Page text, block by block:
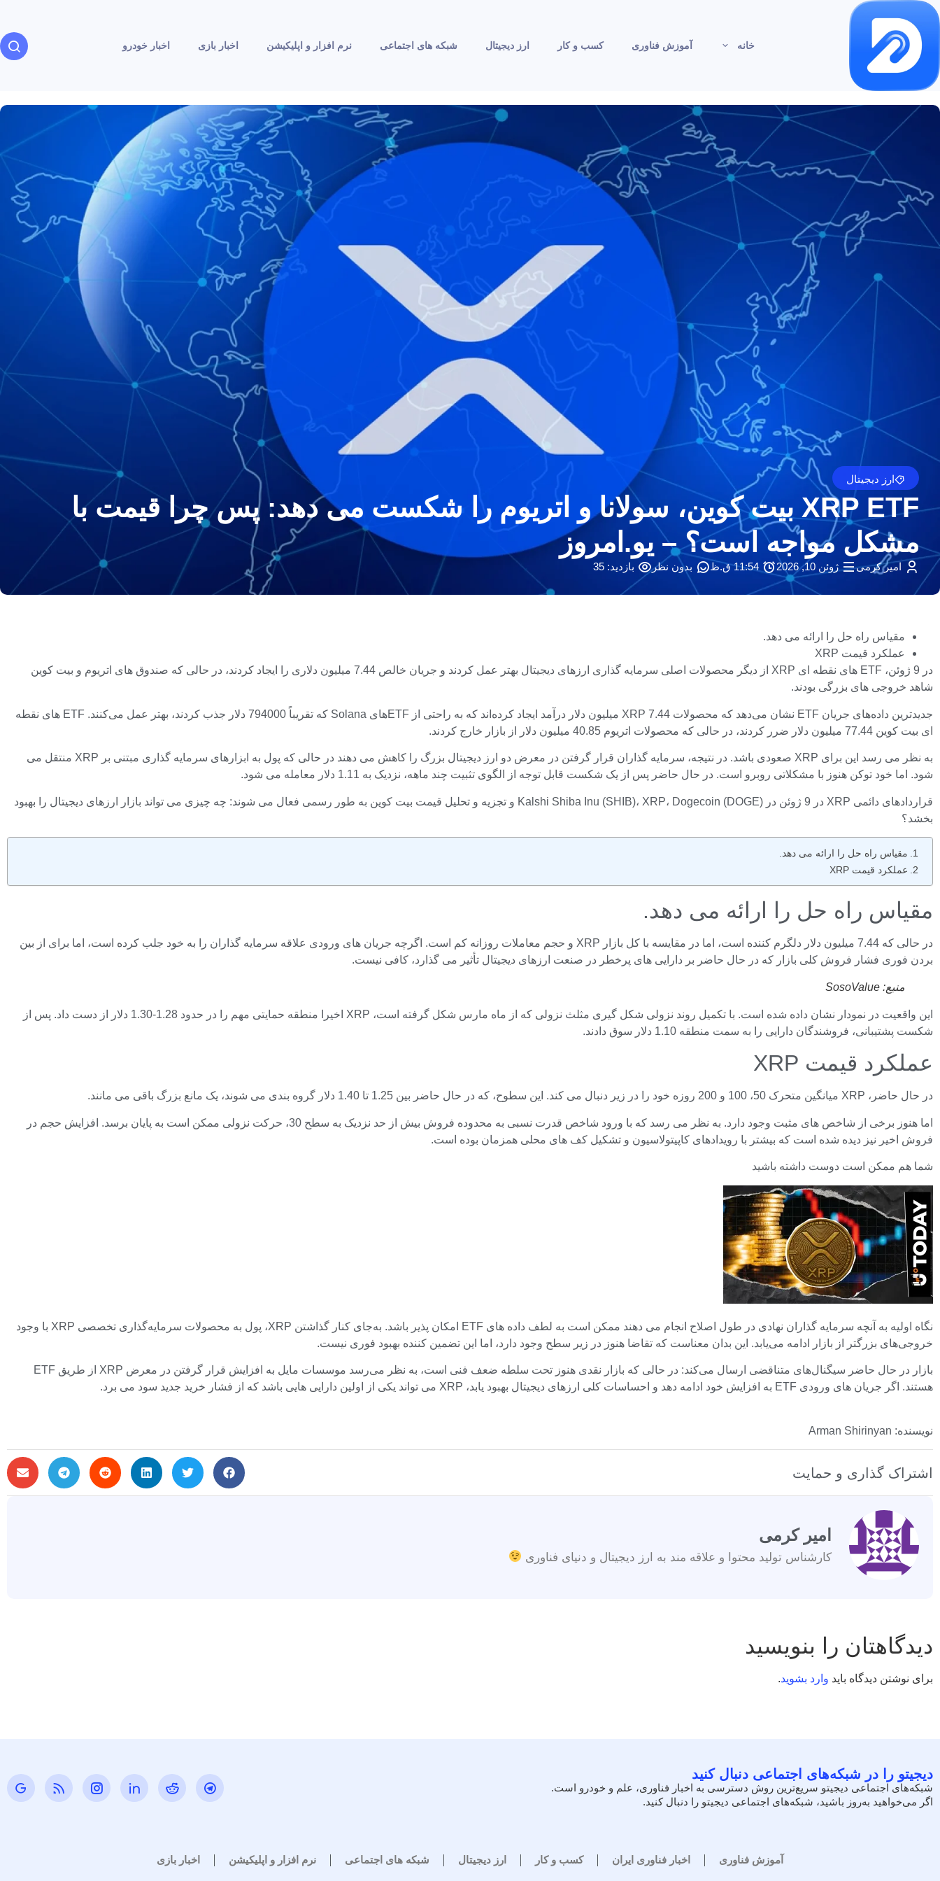
خانه آموزش فناوری کسب و کار ارز دیجیتال شبکه های اجتماعی نرم افزار و اپلیکیشن اخبار بازی اخبار خودرو
ارز دیجیتال
XRP ETF بیت کوین، سولانا و اتریوم را شکست می دهد: پس چرا قیمت با
مشکل مواجه است؟ – یو.امروز
امیر کرمی ژوئن 10, 2026 11:54 ق.ظ بدون نظر بازدید: 35
مقیاس راه حل را ارائه می دهد.
عملکرد قیمت XRP
در 9 ژوئن، ETF های نقطه ای XRP از دیگر محصولات اصلی سرمایه گذاری ارزهای دیجیتال بهتر عمل کردند و جریان خالص 7.44 میلیون دلاری را ایجاد کردند، در حالی که صندوق های اتریوم و بیت کوین
شاهد خروجی های بزرگی بودند.
جدیدترین داده‌های جریان ETF نشان می‌دهد که محصولات XRP 7.44 میلیون دلار درآمد ایجاد کرده‌اند که به راحتی از ETF‌های Solana که تقریباً 794000 دلار جذب کردند، بهتر عمل می‌کنند. ETF های نقطه
ای بیت کوین 77.44 میلیون دلار ضرر کردند، در حالی که محصولات اتریوم 40.85 میلیون دلار از بازار خارج کردند.
به نظر می رسد این برای XRP صعودی باشد. در نتیجه، سرمایه گذاران قرار گرفتن در معرض دو ارز دیجیتال بزرگ را کاهش می دهند در حالی که پول به ابزارهای سرمایه گذاری مبتنی بر XRP منتقل می
شود. اما خود توکن هنوز با مشکلاتی روبرو است. در حال حاضر پس از یک شکست قابل توجه از الگوی تثبیت چند ماهه، نزدیک به 1.11 دلار معامله می شود.
قراردادهای دائمی XRP در 9 ژوئن در Kalshi Shiba Inu (SHIB)، XRP، Dogecoin (DOGE) و تجزیه و تحلیل قیمت بیت کوین به طور رسمی فعال می شوند: چه چیزی می تواند بازار ارزهای دیجیتال را بهبود
بخشد؟
مقیاس راه حل را ارائه می دهد.
عملکرد قیمت XRP
مقیاس راه حل را ارائه می دهد.
در حالی که 7.44 میلیون دلار دلگرم کننده است، اما در مقایسه با کل بازار XRP و حجم معاملات روزانه کم است. اگرچه جریان های ورودی علاقه سرمایه گذاران را به خود جلب کرده است، اما برای از بین
بردن فوری فشار فروش کلی بازار که در حال حاضر بر دارایی های پرخطر در صنعت ارزهای دیجیتال تأثیر می گذارد، کافی نیست.
منبع: SosoValue
این واقعیت در نمودار نشان داده شده است. با تکمیل روند نزولی شکل گیری مثلث نزولی که از ماه مارس شکل گرفته است، XRP اخیرا منطقه حمایتی مهم را در حدود 1.28-1.30 دلار از دست داد. پس از
شکست پشتیبانی، فروشندگان دارایی را به سمت منطقه 1.10 دلار سوق دادند.
عملکرد قیمت XRP
در حال حاضر، XRP میانگین متحرک 50، 100 و 200 روزه خود را در زیر دنبال می کند. این سطوح، که در حال حاضر بین 1.25 تا 1.40 دلار گروه بندی می شوند، یک مانع بزرگ باقی می مانند.
اما هنوز برخی از شاخص های مثبت وجود دارد. به نظر می رسد که با ورود شاخص قدرت نسبی به محدوده فروش بیش از حد نزدیک به سطح 30، حرکت نزولی ممکن است به پایان برسد. افزایش حجم در
فروش اخیر نیز دیده شده است که بیشتر با رویدادهای کاپیتولاسیون و تشکیل کف های محلی همزمان بوده است.
شما هم ممکن است دوست داشته باشید
نگاه اولیه به آنچه سرمایه گذاران نهادی در طول اصلاح انجام می دهند ممکن است به لطف داده های ETF امکان پذیر باشد. به‌جای کنار گذاشتن XRP، پول به محصولات سرمایه‌گذاری تخصصی XRP با وجود
خروجی‌های بزرگتر از بازار ادامه می‌یابد. این بدان معناست که تقاضا هنوز در زیر سطح وجود دارد، اما این تضمین کننده بهبود فوری نیست.
بازار در حال حاضر سیگنال‌های متناقضی ارسال می‌کند: در حالی که بازار نقدی هنوز تحت سلطه ضعف فنی است، به نظر می‌رسد موسسات مایل به افزایش قرار گرفتن در معرض XRP از طریق ETF
هستند. اگر جریان های ورودی ETF به افزایش خود ادامه دهد و احساسات کلی ارزهای دیجیتال بهبود یابد، XRP می تواند یکی از اولین دارایی هایی باشد که از فشار خرید جدید سود می برد.
نویسنده: Arman Shirinyan
اشتراک گذاری و حمایت
امیر کرمی
کارشناس تولید محتوا و علاقه مند به ارز دیجیتال و دنیای فناوری
دیدگاهتان را بنویسید
برای نوشتن دیدگاه باید وارد بشوید.
دیجیتو را در شبکه‌های اجتماعی دنبال کنید
شبکه‌های اجتماعی دیجیتو سریع‌ترین روش دسترسی به اخبار فناوری، علم و خودرو است.
اگر می‌خواهید به‌روز باشید، شبکه‌های اجتماعی دیجیتو را دنبال کنید.
آموزش فناوری اخبار فناوری ایران کسب و کار ارز دیجیتال شبکه های اجتماعی نرم افزار و اپلیکیشن اخبار بازی